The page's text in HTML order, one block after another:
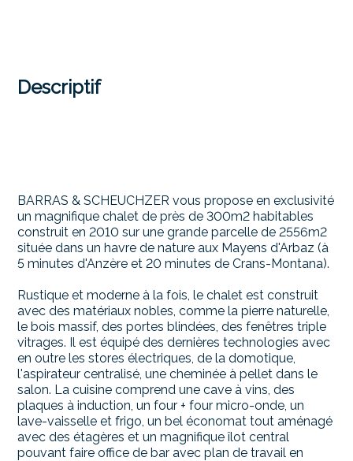
Descriptif
BARRAS & SCHEUCHZER vous propose en exclusivité
un magnifique chalet de près de 300m2 habitables
construit en 2010 sur une grande parcelle de 2556m2
située dans un havre de nature aux Mayens d'Arbaz (à
5 minutes d'Anzère et 20 minutes de Crans-Montana).
Rustique et moderne à la fois, le chalet est construit
avec des matériaux nobles, comme la pierre naturelle,
le bois massif, des portes blindées, des fenêtres triple
vitrages. Il est équipé des dernières technologies avec
en outre les stores électriques, de la domotique,
l'aspirateur centralisé, une cheminée à pellet dans le
salon. La cuisine comprend une cave à vins, des
plaques à induction, un four + four micro-onde, un
lave-vaisselle et frigo, un bel économat tout aménagé
avec des étagères et un magnifique îlot central
pouvant faire office de bar avec plan de travail en